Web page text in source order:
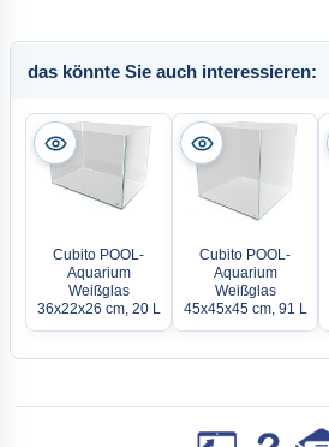
das könnte Sie auch interessieren:
Cubito POOL-
Aquarium
Weißglas
36x22x26 cm, 20 L
Cubito POOL-
Aquarium
Weißglas
45x45x45 cm, 91 L